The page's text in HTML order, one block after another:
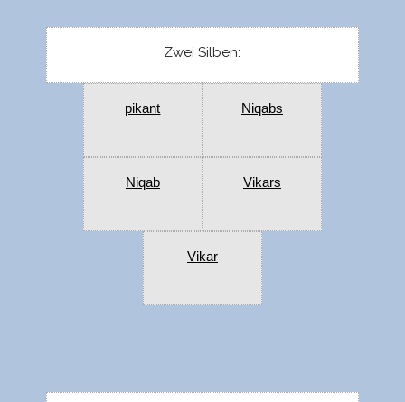
Zwei Silben:
pikant Niqabs
Niqab Vikars
Vikar